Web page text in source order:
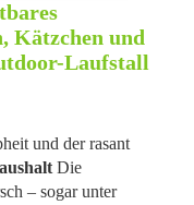
Kätzchen und
Laufstall
und der rasant
Die
– sogar unter